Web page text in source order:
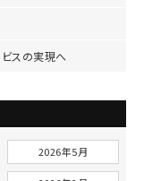
スの実現へ
2026年5月